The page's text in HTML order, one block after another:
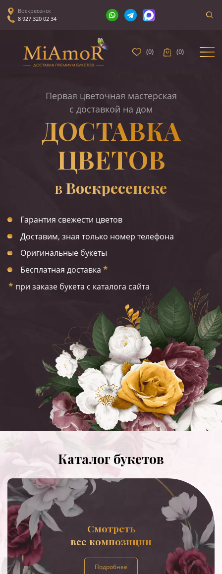
Воскресенск
8 927 320 02 34
(0) (0)
Первая цветочная мастерская
с доставкой на дом
ДОСТАВКА
ЦВЕТОВ
В Воскресенске
Гарантия свежести цветов
Доставим, зная только номер телефона
Оригинальные букеты
Бесплатная доставка *
* при заказе букета с каталога сайта
Каталог букетов
Смотреть
все композиции
Подробнее